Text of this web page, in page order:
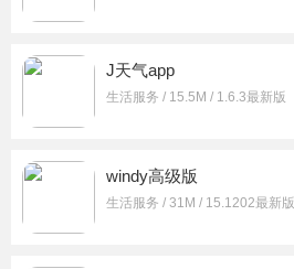
J天气app
生活服务 / 15.5M / 1.6.3最新版
windy高级版
生活服务 / 31M / 15.1202最新版